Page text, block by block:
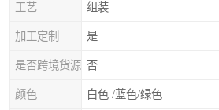
工艺 组装
加工定制 是
是否跨境货源 否
颜色 白色 /蓝色/绿色